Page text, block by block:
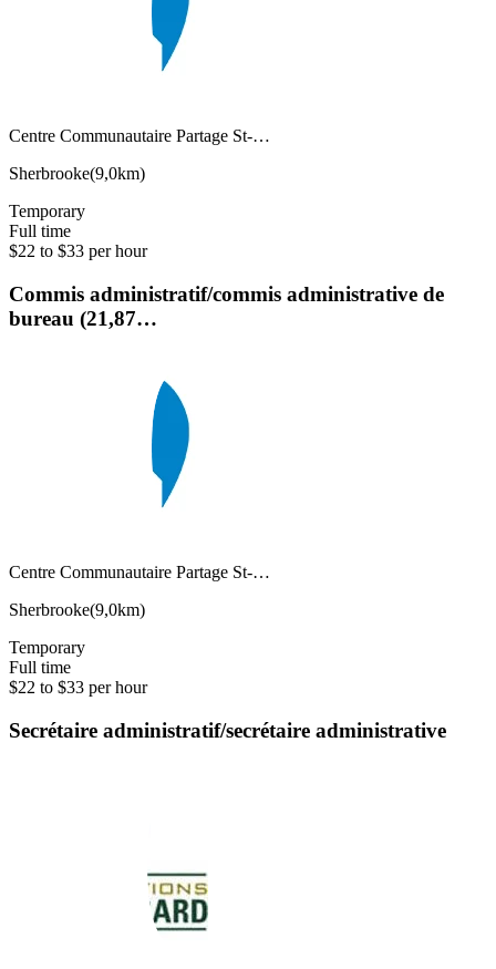
Centre Communautaire Partage St-…
Sherbrooke(9,0km)
Temporary
Full time
$22 to $33 per hour
Commis administratif/commis administrative de
bureau (21,87…
Centre Communautaire Partage St-…
Sherbrooke(9,0km)
Temporary
Full time
$22 to $33 per hour
Secrétaire administratif/secrétaire administrative